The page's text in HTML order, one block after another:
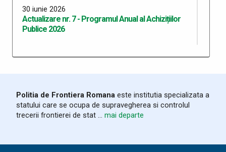
30 iunie 2026
Actualizare nr. 7 - Programul Anual al Achizițiilor
Publice 2026
Situație achiziții directe - Mai 2026
02 iunie 2026
Politia de Frontiera Romana este institutia specializata a
statului care se ocupa de supravegherea si controlul
trecerii frontierei de stat ... mai departe